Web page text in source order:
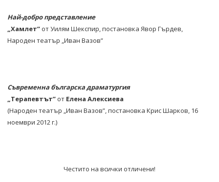
Най-добро представление
„Хамлет” от Уилям Шекспир, постановка Явор Гърдев,
Народен театър „Иван Вазов”
Съвременна българска драматургия
„Терапевтът” от Елена Алексиева
(Народен театър „Иван Вазов”, постановка Крис Шарков, 16
ноември 2012 г.)
Честито на всички отличени!